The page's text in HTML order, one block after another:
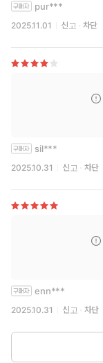
pur***
2025.11.01 신고 차단
sil***
2025.10.31 신고 차단
enn***
2025.10.31 신고 차단